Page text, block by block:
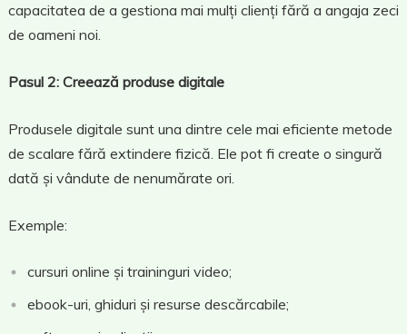
capacitatea de a gestiona mai mulți clienți fără a angaja zeci
de oameni noi.
Pasul 2: Creează produse digitale
Produsele digitale sunt una dintre cele mai eficiente metode
de scalare fără extindere fizică. Ele pot fi create o singură
dată și vândute de nenumărate ori.
Exemple:
cursuri online și traininguri video;
ebook-uri, ghiduri și resurse descărcabile;